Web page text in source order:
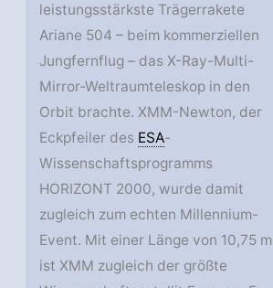
leistungsstärkste Trägerrakete
Ariane 504 – beim kommerziellen
Jungfernflug – das X-Ray-Multi-
Mirror-Weltraumteleskop in den
Orbit brachte. XMM-Newton, der
Eckpfeiler des ESA-
Wissenschaftsprogramms
HORIZONT 2000, wurde damit
zugleich zum echten Millennium-
Event. Mit einer Länge von 10,75 m
ist XMM zugleich der größte